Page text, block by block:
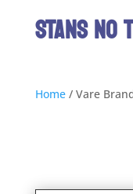
Cykeltasker
CykeltøjSTANS NO
Home/ Vare